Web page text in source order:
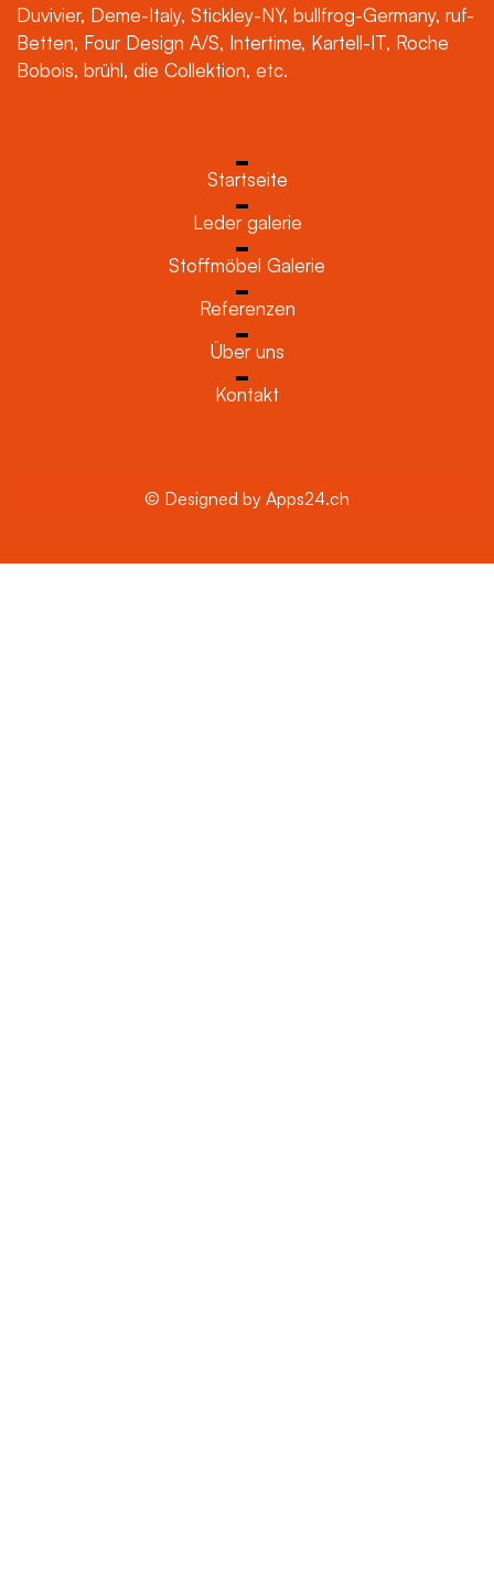
Duvivier, Deme-Italy, Stickley-NY, bullfrog-Germany, ruf-
Betten, Four Design A/S, Intertime, Kartell-IT, Roche
Bobois, brühl, die Collektion, etc.
Startseite
Leder galerie
Stoffmöbel Galerie
Referenzen
Über uns
Kontakt
© Designed by Apps24.ch